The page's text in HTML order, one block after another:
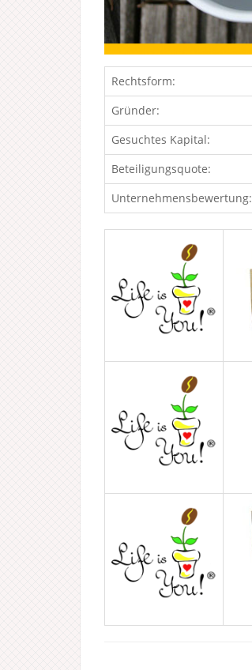
Rechtsform:
Gründer:
Gesuchtes Kapital:
Beteiligungsquote:
Unternehmensbewertung: